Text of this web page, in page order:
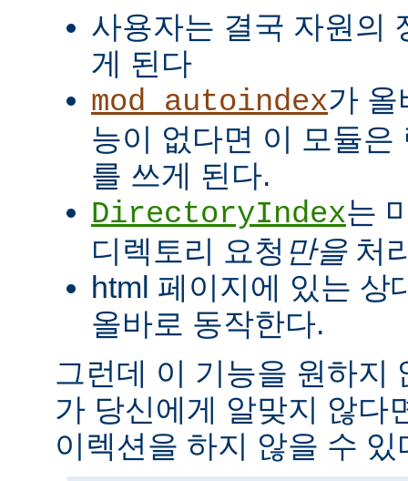
사용자는 결국 자원의
게 된다
mod_autoindex가 올
능이 없다면 이 모듈은
를 쓰게 된다.
DirectoryIndex는
디렉토리 요청 만을처
html 페이지에 있는 상
올바로 동작한다.
그런데 이 기능을 원하지
가 당신에게 알맞지 않다
이렉션을 하지 않을 수 있